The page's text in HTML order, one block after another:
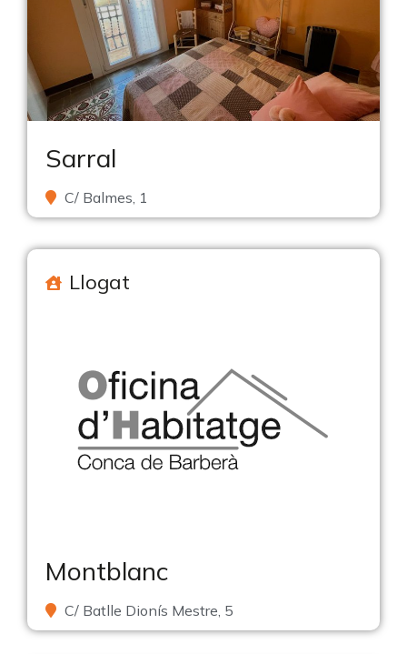
Sarral
C/ Balmes, 1
Llogat
Montblanc
C/ Batlle Dionís Mestre, 5